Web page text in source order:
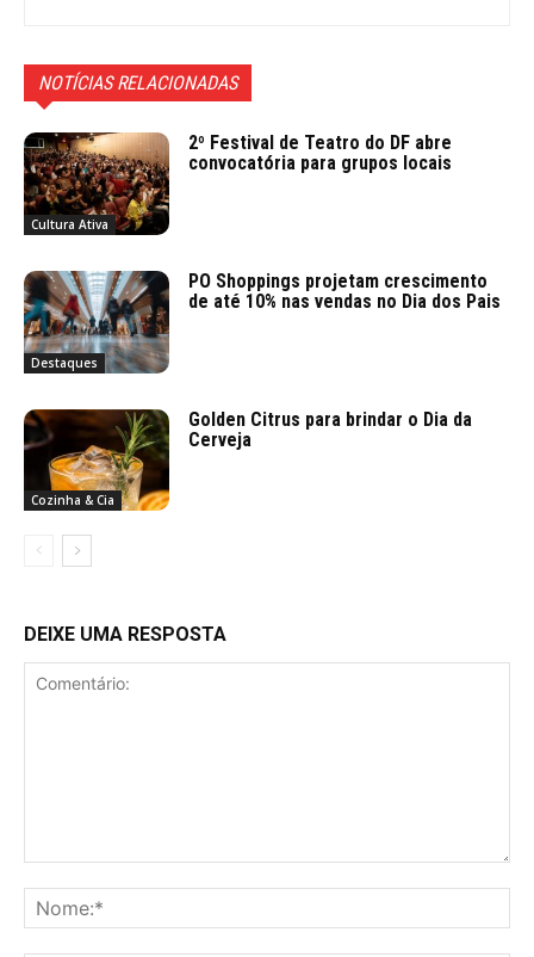
NOTÍCIAS RELACIONADAS
Cultura Ativa
2º Festival de Teatro do DF abre
convocatória para grupos locais
Destaques
PO Shoppings projetam crescimento
de até 10% nas vendas no Dia dos Pais
Cozinha & Cia
Golden Citrus para brindar o Dia da
Cerveja
DEIXE UMA RESPOSTA